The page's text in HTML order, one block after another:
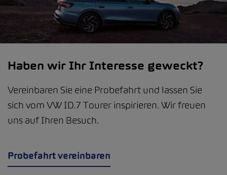
Haben wir Ihr Interesse geweckt?
Vereinbaren Sie eine Probefahrt und lassen Sie
sich vom VW ID.7 Tourer inspirieren. Wir freuen
uns auf Ihren Besuch.
Probefahrt vereinbaren